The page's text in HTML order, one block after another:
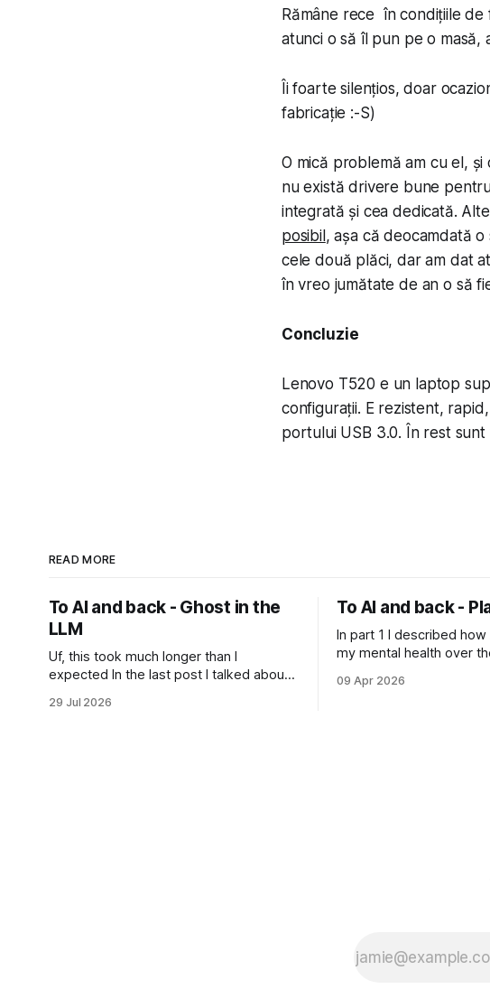
Rămâne rece în condițiile
atunci o să îl pun pe o masă,
Îi foarte silențios, doar
fabricație :-S)
O mică problemă am cu el,
nu există drivere bune
integrată și cea dedicată.
posibil , așa că deocamdată
cele două plăci, dar am dat
în vreo jumătate de an o să
Concluzie
Lenovo T520 e un laptop
con­fig­u­rații. E rezistent,
portului USB 3.0. În rest
READ MORE
To AI and back - Ghost in the
LLM
Uf, this took much longer than I
expected In the last post I talked about
human-like behavior and about
29 Jul 2026
To AI and back -
In part 1 I described
my mental health over
just "it's bad for your
09 Apr 2026